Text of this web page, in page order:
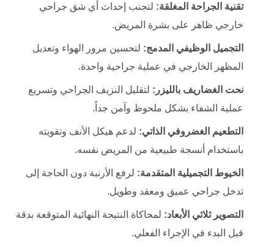
تقنية الجراحة المغلقة: لتجنب إحداث أي شق جراحي
خارجي ظاهر على بشرة المريض.
التجميل الوظيفي المدمج: لتحسين مرور الهواء وتعديل
المظهر الخارجي في عملية جراحية واحدة.
نحت الغضاريف بالليزر: لتقليل النزيف الجراحي وتسريع
عملية الشفاء بشكل ملحوظ وآمن جداً.
التطعيم الغضروفي الذاتي: لدعم هيكل الأنف وتقويته
باستخدام أنسجة طبيعية من المريض نفسه.
الخيوط التجميلية المتقدمة: لرفع الأرنبة دون الحاجة إلى
تدخل جراحي عميق ومعقد وطويل.
التصوير ثلاثي الأبعاد: لمحاكاة النتيجة النهائية المتوقعة بدقة
قبل البدء في الإجراء الفعلي.